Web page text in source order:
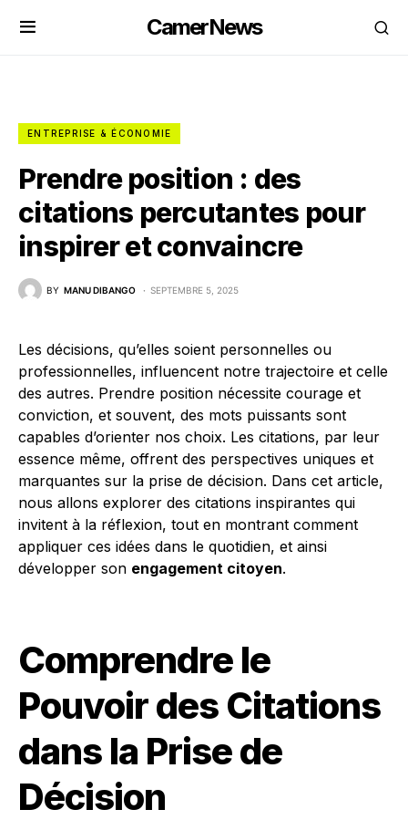
CamerNews
ENTREPRISE & ÉCONOMIE
Prendre position : des
citations percutantes pour
inspirer et convaincre
BY MANU DIBANGO SEPTEMBRE 5, 2025
Les décisions, qu’elles soient personnelles ou
professionnelles, influencent notre trajectoire et celle
des autres. Prendre position nécessite courage et
conviction, et souvent, des mots puissants sont
capables d’orienter nos choix. Les citations, par leur
essence même, offrent des perspectives uniques et
marquantes sur la prise de décision. Dans cet article,
nous allons explorer des citations inspirantes qui
invitent à la réflexion, tout en montrant comment
appliquer ces idées dans le quotidien, et ainsi
développer son engagement citoyen.
Comprendre le
Pouvoir des Citations
dans la Prise de
Décision